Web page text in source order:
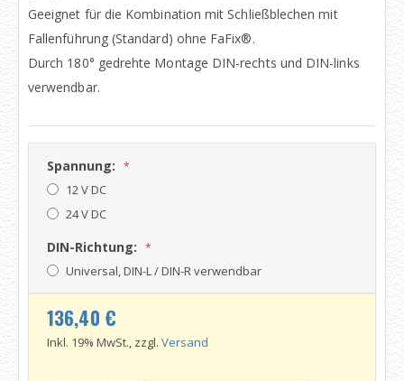
Geeignet für die Kombination mit Schließblechen mit
Fallenführung (Standard) ohne FaFix®.
Durch 180° gedrehte Montage DIN-rechts und DIN-links
verwendbar.
Spannung:
12 V DC
24 V DC
DIN-Richtung:
Universal, DIN-L / DIN-R verwendbar
136,40 €
Inkl. 19% MwSt., zzgl. Versand